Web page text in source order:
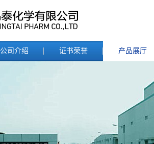
公司介绍 证书荣誉 产品展厅